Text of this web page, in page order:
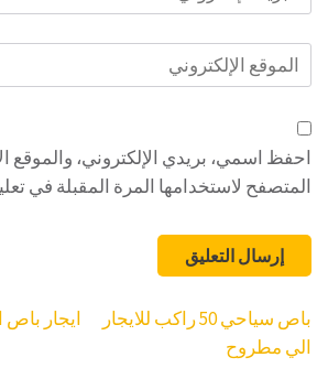
الإلكتروني*
الموقع
الإلكتروني
احفظ اسمي، بريدي الإلكتروني، والموقع
المتصفح لاستخدامها المرة المقبلة في
تصفّح
المقالات
ايجار
باص سياحي 50 راكب للايجار
الي مطروح